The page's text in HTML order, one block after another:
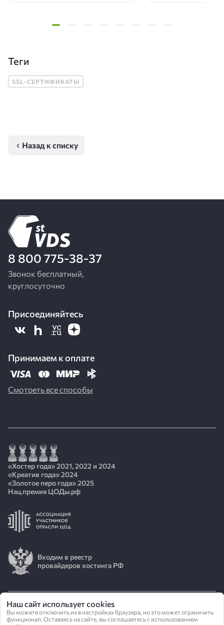
Теги
SSL-СЕРТИФИКАТЫ
Назад к списку
8 800 775-38-37
Звонок бесплатный,
круглосуточно
Присоединяйтесь
Принимаем к оплате
Смотреть все способы
«Хостер года» 2021, 2022 и 2024
«Креатив года» 2024
«Золотое перо года» 2025
Нац.премия ЦОДы.рф
Входим в реестр
провайдеров хостинга РФ
© 2026 АО «ИОТ»
Наш сайт использует cookies
Вы можете отключить их в настройках браузера, но это может ограничить
функционал. Оставаясь на сайте, вы соглашаетесь с использованием